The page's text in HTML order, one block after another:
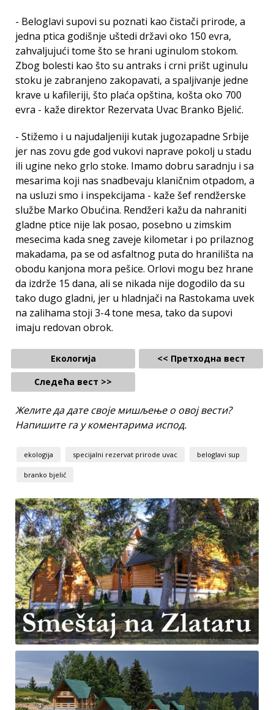
- Beloglavi supovi su poznati kao čistači prirode, a
jedna ptica godišnje uštedi državi oko 150 evra,
zahvaljujući tome što se hrani uginulom stokom.
Zbog bolesti kao što su antraks i crni prišt uginulu
stoku je zabranjeno zakopavati, a spaljivanje jedne
krave u kafileriji, što plaća opština, košta oko 700
evra - kaže direktor Rezervata Uvac Branko Bjelić.
- Stižemo i u najudaljeniji kutak jugozapadne Srbije
jer nas zovu gde god vukovi naprave pokolj u stadu
ili ugine neko grlo stoke. Imamo dobru saradnju i sa
mesarima koji nas snadbevaju klaničnim otpadom, a
na usluzi smo i inspekcijama - kaže šef rendžerske
službe Marko Obućina. Rendžeri kažu da nahraniti
gladne ptice nije lak posao, posebno u zimskim
mesecima kada sneg zaveje kilometar i po prilaznog
makadama, pa se od asfaltnog puta do hranilišta na
obodu kanjona mora pešice. Orlovi mogu bez hrane
da izdrže 15 dana, ali se nikada nije dogodilo da su
tako dugo gladni, jer u hladnjači na Rastokama uvek
na zalihama stoji 3-4 tone mesa, tako da supovi
imaju redovan obrok.
Екологија
<< Претходна вест
Следећа вест >>
Желите да дате своје мишљење о овој вести?
Напишите га у коментарима испод.
ekologija specijalni rezervat prirode uvac beloglavi sup
branko bjelić